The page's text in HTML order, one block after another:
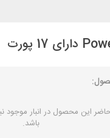
این محصول در انبار
باشد.